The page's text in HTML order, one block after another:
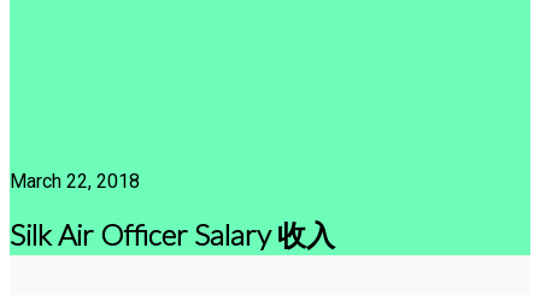
March 22, 2018
Silk Air Officer Salary 收入